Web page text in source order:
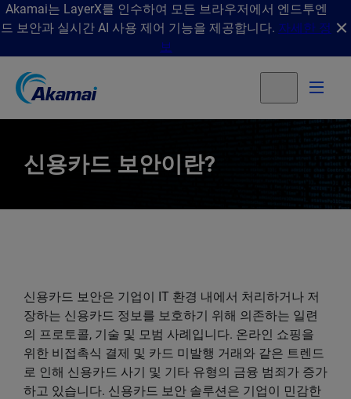
Akamai는 LayerX를 인수하여 모든 브라우저에서 엔드투엔
드 보안과 실시간 AI 사용 제어 기능을 제공합니다. 자세한 정
보
신용카드 보안이란?
신용카드 보안은 기업이 IT 환경 내에서 처리하거나 저
장하는 신용카드 정보를 보호하기 위해 의존하는 일련
의 프로토콜, 기술 및 모범 사례입니다. 온라인 쇼핑을
위한 비접촉식 결제 및 카드 미발행 거래와 같은 트렌드
로 인해 신용카드 사기 및 기타 유형의 금융 범죄가 증가
하고 있습니다. 신용카드 보안 솔루션은 기업이 민감한